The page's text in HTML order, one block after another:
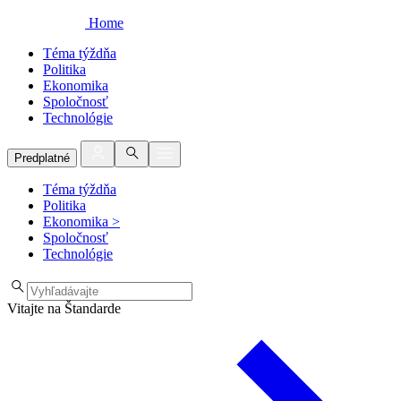
Home
Téma týždňa
Politika
Ekonomika
Spoločnosť
Technológie
Predplatné
Téma týždňa
Politika
Ekonomika >
Spoločnosť
Technológie
Vitajte na Štandarde